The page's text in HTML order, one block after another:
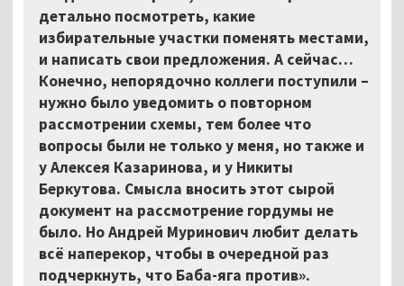
детально посмотреть, какие
избирательные участки поменять местами,
и написать свои предложения. А сейчас…
Конечно, непорядочно коллеги поступили –
нужно было уведомить о повторном
рассмотрении схемы, тем более что
вопросы были не только у меня, но также и
у Алексея Казаринова, и у Никиты
Беркутова. Смысла вносить этот сырой
документ на рассмотрение гордумы не
было. Но Андрей Муринович любит делать
всё наперекор, чтобы в очередной раз
подчеркнуть, что Баба-яга против».